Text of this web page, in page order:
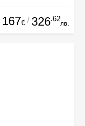
167€ / 326.62
лв.